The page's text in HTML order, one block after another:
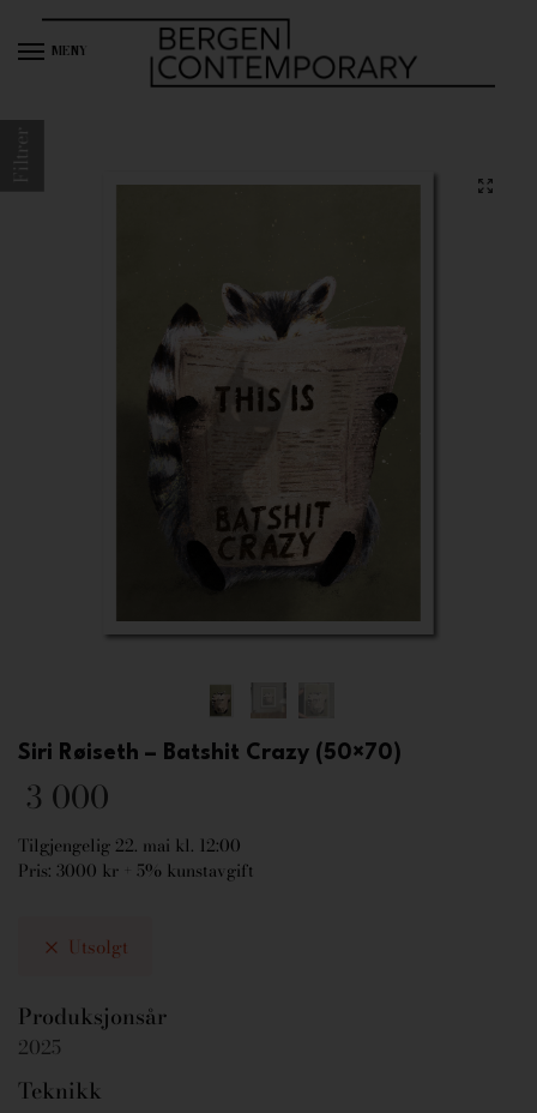
MENY
Siri Røiseth – Batshit Crazy (50×70)
3 000
Tilgjengelig 22. mai kl. 12:00
Pris: 3000 kr + 5% kunstavgift
Utsolgt
Produksjonsår
2025
Teknikk
Filtrer